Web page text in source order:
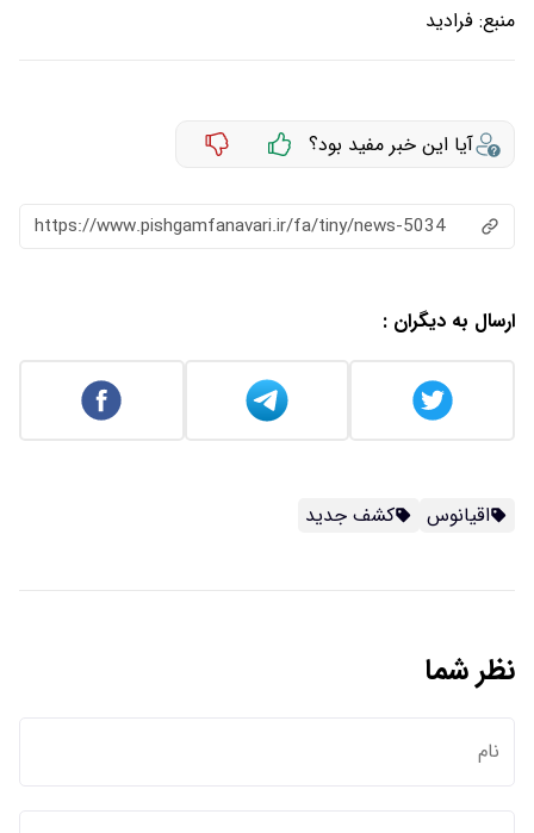
منبع: فرادید
آیا این خبر مفید بود؟
https://www.pishgamfanavari.ir/fa/tiny/news-5034
ارسال به دیگران :
اقیانوس کشف جدید
نظر شما